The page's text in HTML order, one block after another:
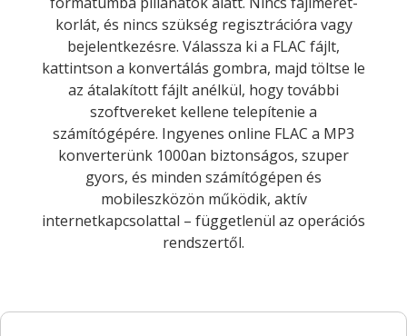
korlát, és nincs szükség regisztrációra vagy
bejelentkezésre. Válassza ki a FLAC fájlt,
kattintson a konvertálás gombra, majd töltse le
az átalakított fájlt anélkül, hogy további
szoftvereket kellene telepítenie a
számítógépére. Ingyenes online FLAC a MP3
konverterünk 1000an biztonságos, szuper
gyors, és minden számítógépen és
mobileszközön működik, aktív
internetkapcsolattal – függetlenül az operációs
rendszertől.